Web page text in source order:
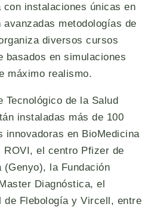
con instalaciones únicas en
avanzadas metodologías de
diversos cursos
basados en simulaciones
máximo realismo.
Tecnológico de la Salud
instaladas más de 100
innovadoras en BioMedicina
el centro Pfizer de
la Fundación
Diagnóstica, el
de Flebología y Vircell, entre